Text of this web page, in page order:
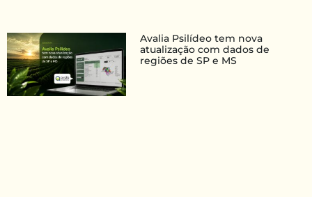
Avalia Psilídeo tem nova
atualização com dados de
regiões de SP e MS